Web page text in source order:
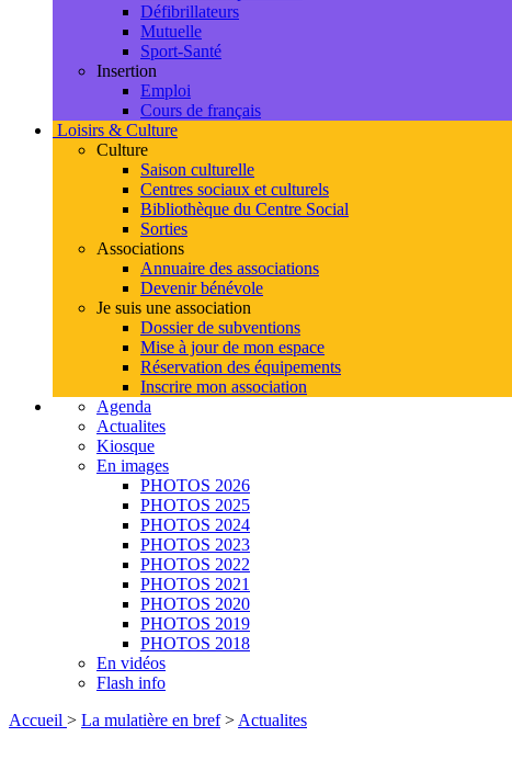
Défibrillateurs
Mutuelle
Sport-Santé
Insertion
Emploi
Cours de français
Loisirs & Culture
Culture
Saison culturelle
Centres sociaux et culturels
Bibliothèque du Centre Social
Sorties
Associations
Annuaire des associations
Devenir bénévole
Je suis une association
Dossier de subventions
Mise à jour de mon espace
Réservation des équipements
Inscrire mon association
Agenda
Actualites
Kiosque
En images
PHOTOS 2026
PHOTOS 2025
PHOTOS 2024
PHOTOS 2023
PHOTOS 2022
PHOTOS 2021
PHOTOS 2020
PHOTOS 2019
PHOTOS 2018
En vidéos
Flash info
Accueil > La mulatière en bref > Actualites